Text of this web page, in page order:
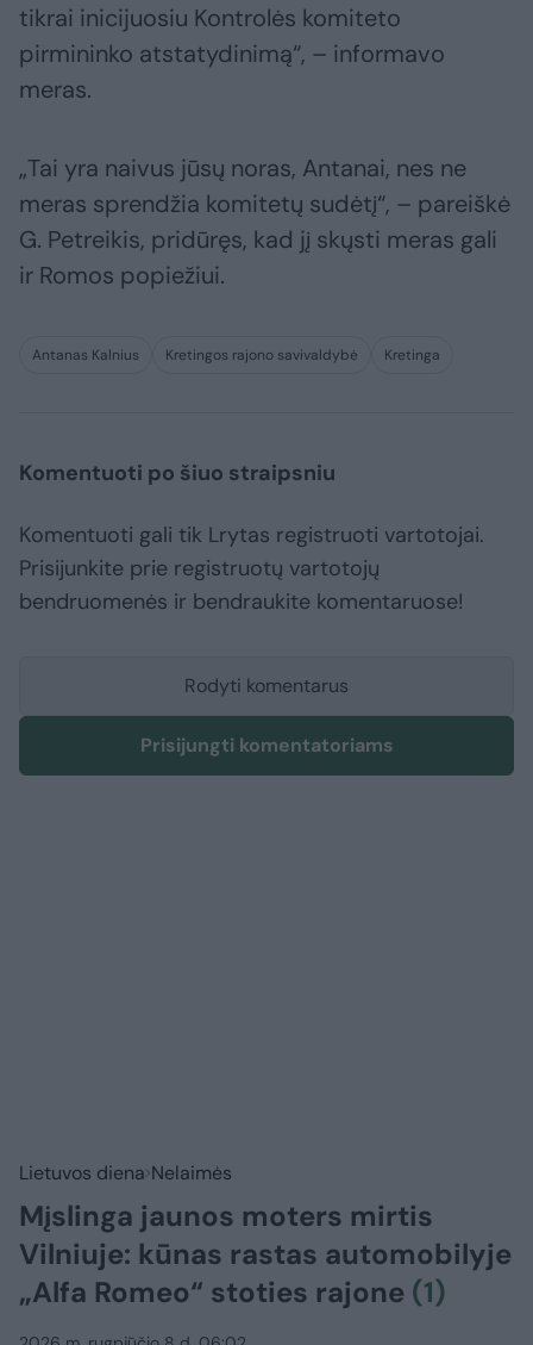
tikrai inicijuosiu Kontrolės komiteto
pirmininko atstatydinimą“, – informavo
meras.
„Tai yra naivus jūsų noras, Antanai, nes ne
meras sprendžia komitetų sudėtį“, – pareiškė
G. Petreikis, pridūręs, kad jį skųsti meras gali
ir Romos popiežiui.
Antanas Kalnius Kretingos rajono savivaldybė Kretinga
Komentuoti po šiuo straipsniu
Komentuoti gali tik Lrytas registruoti vartotojai.
Prisijunkite prie registruotų vartotojų
bendruomenės ir bendraukite komentaruose!
Rodyti komentarus
Prisijungti komentatoriams
Lietuvos diena Nelaimės
Mįslinga jaunos moters mirtis
Vilniuje: kūnas rastas automobilyje
„Alfa Romeo“ stoties rajone (1)